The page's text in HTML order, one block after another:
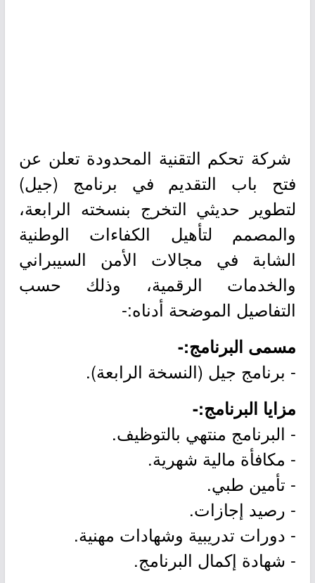
شركة تحكم التقنية المحدودة تعلن عن
فتح باب التقديم في برنامج (جيل)
لتطوير حديثي التخرج بنسخته الرابعة،
والمصمم لتأهيل الكفاءات الوطنية
الشابة في مجالات الأمن السيبراني
والخدمات الرقمية، وذلك حسب
التفاصيل الموضحة أدناه:-
مسمى البرنامج:-
- برنامج جيل (النسخة الرابعة).
مزايا البرنامج:-
- البرنامج منتهي بالتوظيف.
- مكافأة مالية شهرية.
- تأمين طبي.
- رصيد إجازات.
- دورات تدريبية وشهادات مهنية.
- شهادة إكمال البرنامج.